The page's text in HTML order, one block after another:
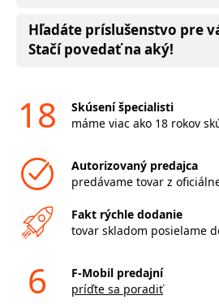
Hľadáte príslušenstvo pre
Stačí povedať na aký!
18
Skúsení špecialisti
máme viac ako 18 rokov
Autorizovaný predajca
predávame tovar z
Fakt rýchle dodanie
tovar skladom posielame
6
F-Mobil predajní
príďte sa poradiť